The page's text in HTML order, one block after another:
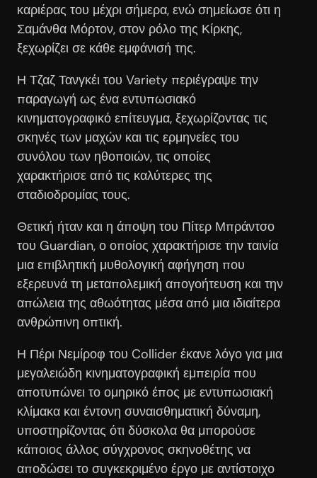
καριέρας του μέχρι σήμερα, ενώ σημείωσε ότι η
Σαμάνθα Μόρτον, στον ρόλο της Κίρκης,
ξεχωρίζει σε κάθε εμφάνισή της.
Η Τζαζ Τανγκέι του Variety περιέγραψε την
παραγωγή ως ένα εντυπωσιακό
κινηματογραφικό επίτευγμα, ξεχωρίζοντας τις
σκηνές των μαχών και τις ερμηνείες του
συνόλου των ηθοποιών, τις οποίες
χαρακτήρισε από τις καλύτερες της
σταδιοδρομίας τους.
Θετική ήταν και η άποψη του Πίτερ Μπράντσο
του Guardian, ο οποίος χαρακτήρισε την ταινία
μια επιβλητική μυθολογική αφήγηση που
εξερευνά τη μεταπολεμική απογοήτευση και την
απώλεια της αθωότητας μέσα από μια ιδιαίτερα
ανθρώπινη οπτική.
Η Πέρι Νεμίροφ του Collider έκανε λόγο για μια
μεγαλειώδη κινηματογραφική εμπειρία που
αποτυπώνει το ομηρικό έπος με εντυπωσιακή
κλίμακα και έντονη συναισθηματική δύναμη,
υποστηρίζοντας ότι δύσκολα θα μπορούσε
κάποιος άλλος σύγχρονος σκηνοθέτης να
αποδώσει το συγκεκριμένο έργο με αντίστοιχο